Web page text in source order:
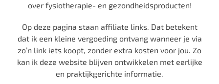
over fysiotherapie- en gezondheidsproducten!
Op deze pagina staan affiliate links. Dat betekent
dat ik een kleine vergoeding ontvang wanneer je via
zo’n link iets koopt, zonder extra kosten voor jou. Zo
kan ik deze website blijven ontwikkelen met eerlijke
en praktijkgerichte informatie.